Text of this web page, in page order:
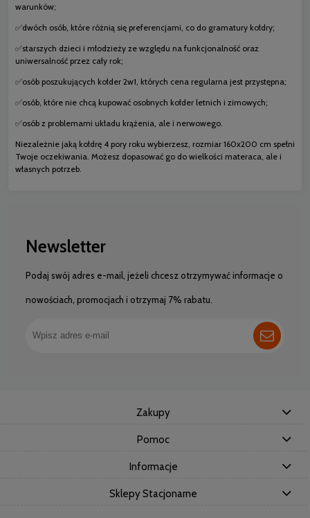
warunków;
✅dwóch osób, które różnią się preferencjami, co do gramatury kołdry;
✅starszych dzieci i młodzieży ze względu na funkcjonalność oraz
uniwersalność przez cały rok;
✅osób poszukujących kołder 2w1, których cena regularna jest przystępna;
✅osób, które nie chcą kupować osobnych kołder letnich i zimowych;
✅osób z problemami układu krążenia, ale i nerwowego.
Niezależnie jaką kołdrę 4 pory roku wybierzesz, rozmiar 160x200 cm spełni
Twoje oczekiwania. Możesz dopasować go do wielkości materaca, ale i
własnych potrzeb.
Newsletter
Podaj swój adres e-mail, jeżeli chcesz otrzymywać informacje o
nowościach, promocjach i otrzymaj 7% rabatu.
Zakupy
Pomoc
Informacje
Sklepy Stacjonarne